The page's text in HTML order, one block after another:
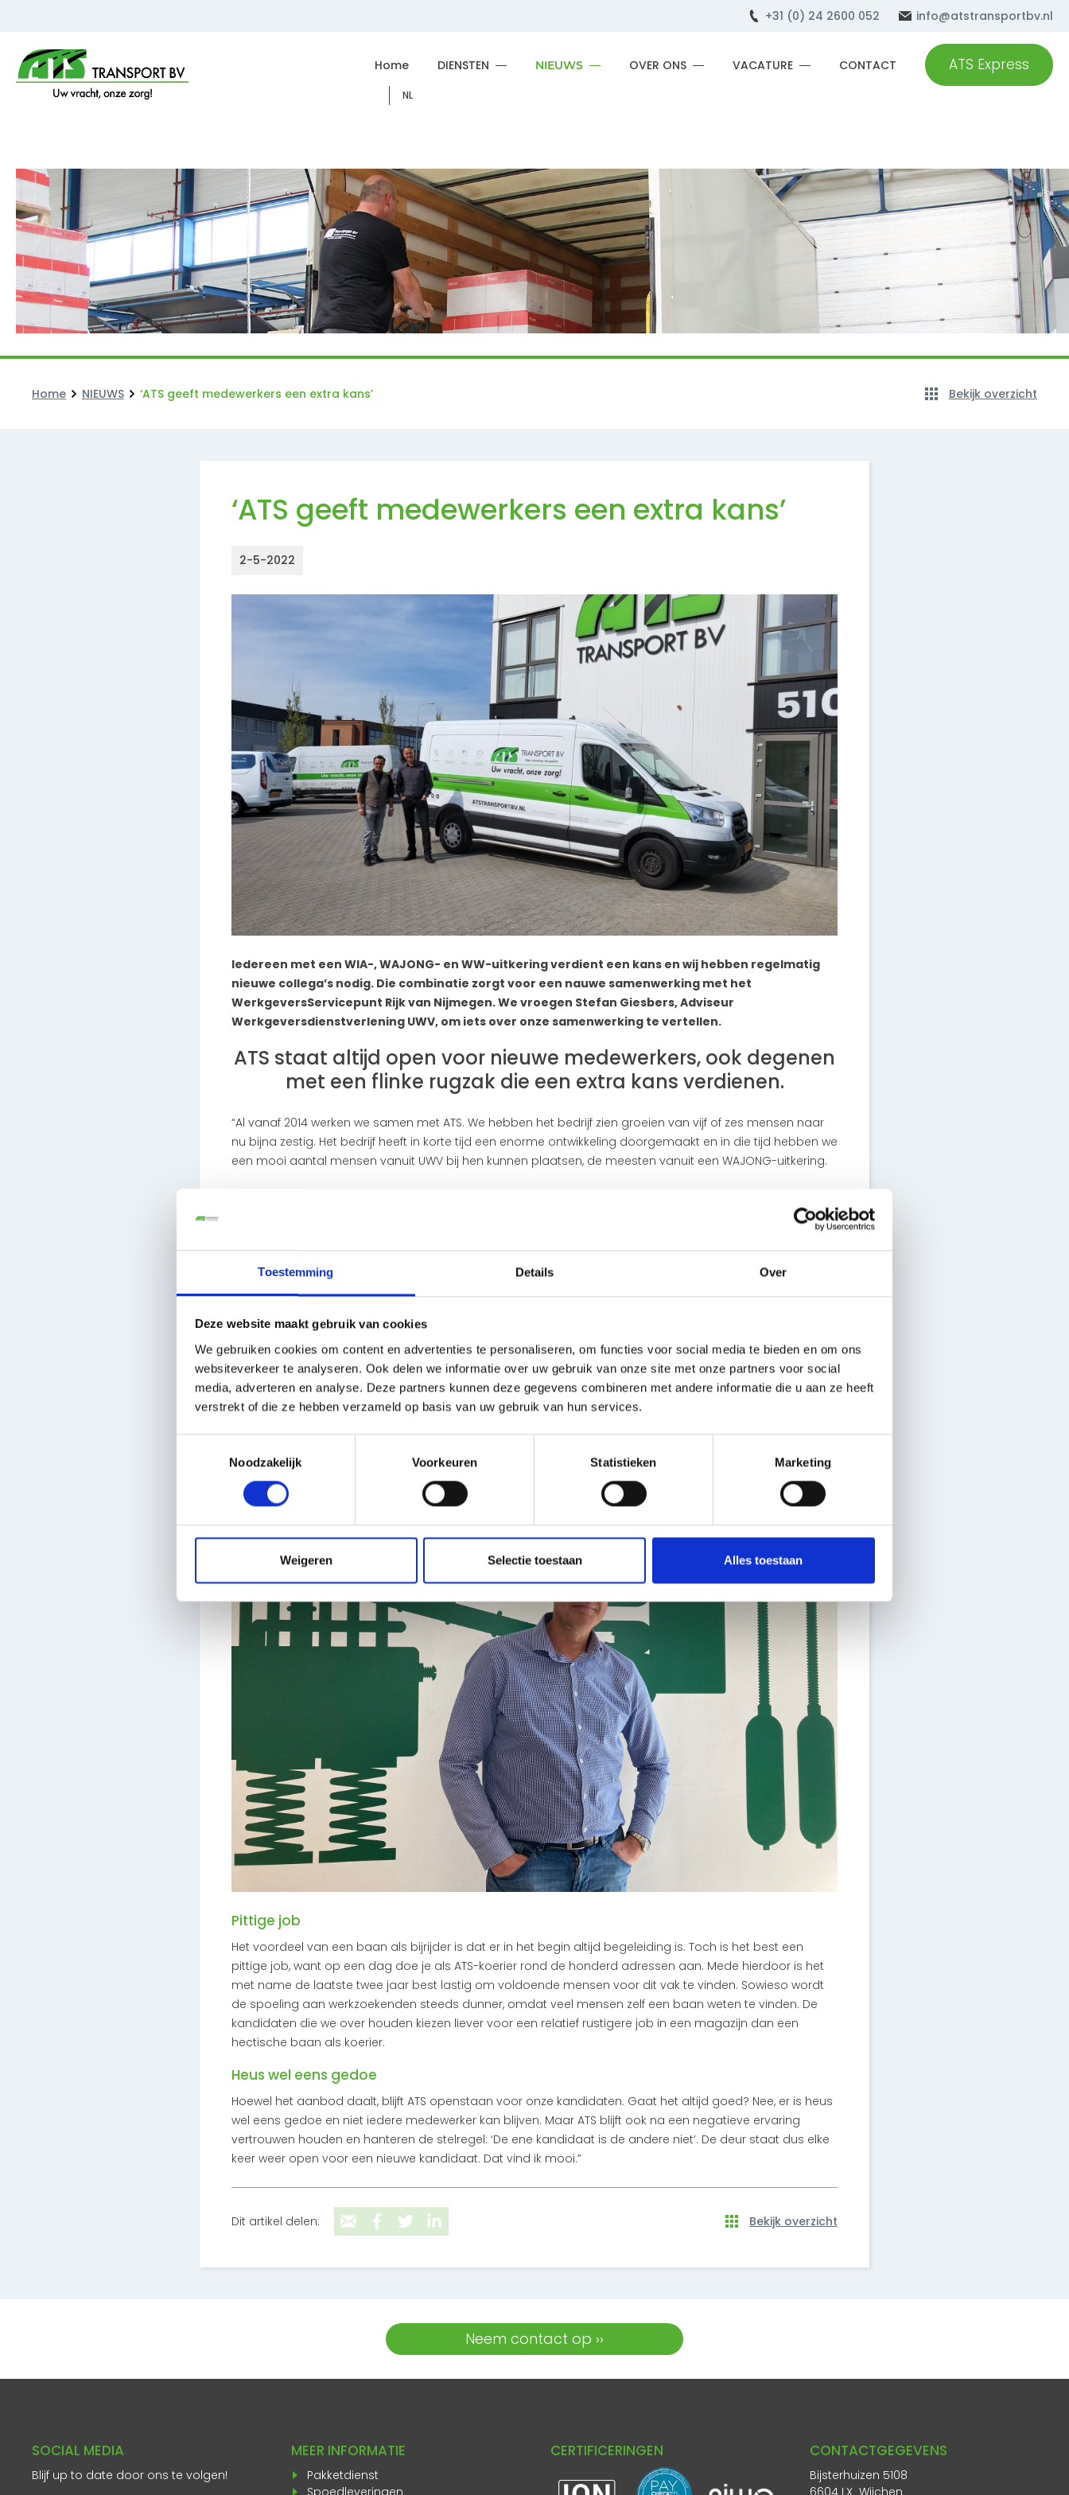
Toestemming Details Over
Deze website maakt gebruik van cookies
We gebruiken cookies om content en advertenties te personaliseren, om functies voor social media te bieden en om ons
websiteverkeer te analyseren. Ook delen we informatie over uw gebruik van onze site met onze partners voor social
media, adverteren en analyse. Deze partners kunnen deze gegevens combineren met andere informatie die u aan ze heeft
verstrekt of die ze hebben verzameld op basis van uw gebruik van hun services.
Noodzakelijk
Voorkeuren Statistieken Marketing
Weigeren Selectie toestaan Alles toestaan
+31 (0) 24 2600 052 info@atstransportbv.nl
Home DIENSTEN NIEUWS OVER ONS VACATURE CONTACT ATS Express
NL
Home NIEUWS ‘ATS geeft medewerkers een extra kans’ Bekijk overzicht
‘ATS geeft medewerkers een extra kans’
2-5-2022
Iedereen met een WIA-, WAJONG- en WW-uitkering verdient een kans en wij hebben regelmatig
nieuwe collega’s nodig. Die combinatie zorgt voor een nauwe samenwerking met het
WerkgeversServicepunt Rijk van Nijmegen. We vroegen Stefan Giesbers, Adviseur
Werkgeversdienstverlening UWV, om iets over onze samenwerking te vertellen.
ATS staat altijd open voor nieuwe medewerkers, ook degenen
met een flinke rugzak die een extra kans verdienen.
“Al vanaf 2014 werken we samen met ATS. We hebben het bedrijf zien groeien van vijf of zes mensen naar
nu bijna zestig. Het bedrijf heeft in korte tijd een enorme ontwikkeling doorgemaakt en in die tijd hebben we
een mooi aantal mensen vanuit UWV bij hen kunnen plaatsen, de meesten vanuit een WAJONG-uitkering.
ATS staat altijd open voor nieuwe medewerkers, ook degenen met een flinke rugzak die een extra kans
kans.
Het is altijd fijn en vlot schakelen met ATS. Voordat iemand aan de slag kan bij ATS, stel ik de kandidaat
voor. In dat voorstel geef ik niet alleen aan wat iemand kan, maar ook waar je als werkgever rekening mee
moet houden. Bijvoorbeeld dat iemand veel structuur of duidelijke instructies nodig heeft. ATS nodigt , op
mijn advies, zo’n kandidaat dan uit voor een gesprek en als het gevoel van beide kanten goed is, mogen
ze meestal direct aan de slag als bijrijder.
Pittige job
Het voordeel van een baan als bijrijder is dat er in het begin altijd begeleiding is. Toch is het best een
pittige job, want op een dag doe je als ATS-koerier rond de honderd adressen aan. Mede hierdoor is het
met name de laatste twee jaar best lastig om voldoende mensen voor dit vak te vinden. Sowieso wordt
de spoeling aan werkzoekenden steeds dunner, omdat veel mensen zelf een baan weten te vinden. De
kandidaten die we over houden kiezen liever voor een relatief rustigere job in een magazijn dan een
hectische baan als koerier.
Heus wel eens gedoe
Hoewel het aanbod daalt, blijft ATS openstaan voor onze kandidaten. Gaat het altijd goed? Nee, er is heus
wel eens gedoe en niet iedere medewerker kan blijven. Maar ATS blijft ook na een negatieve ervaring
vertrouwen houden en hanteren de stelregel: ‘De ene kandidaat is de andere niet’. De deur staat dus elke
keer weer open voor een nieuwe kandidaat. Dat vind ik mooi.”
Dit artikel delen: Bekijk overzicht
Neem contact op ››
SOCIAL MEDIA
Blijf up to date door ons te volgen!
MEER INFORMATIE
Pakketdienst
Spoedleveringen
CERTIFICERINGEN CONTACTGEGEVENS
Bijsterhuizen 5108
6604 LX Wijchen